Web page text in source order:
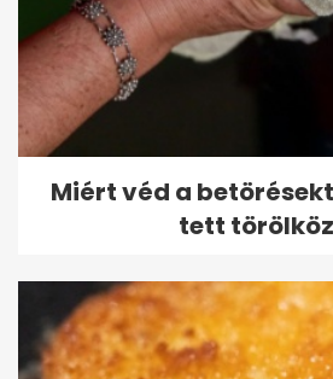
Miért véd a
tett